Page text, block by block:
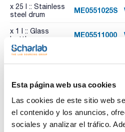
Esta página web usa cookies
Las cookies de este sitio web
el contenido y los anuncios,
sociales y analizar el tráfico.
x 25 l :: Stainless
steel drum
ME0551025S
x 1 l :: Glass
bottle
ME05511000
Imprimir ficha de
producto